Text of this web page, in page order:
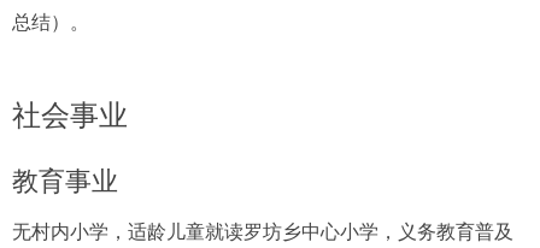
总结）。
社会事业
教育事业
无村内小学，适龄儿童就读罗坊乡中心小学，义务教育普及